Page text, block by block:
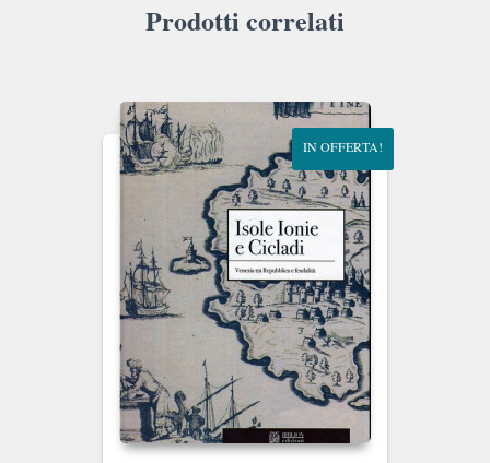
Prodotti correlati
IN OFFERTA!